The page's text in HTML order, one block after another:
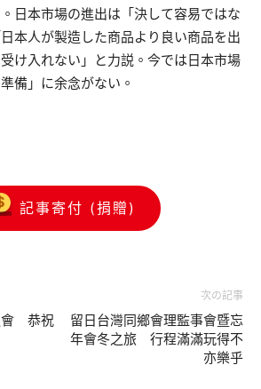
日本市場の進出は「決して容易ではな
本人が製造した商品より良い商品を出
け入れない」と力説。今では日本市場
備」に余念がない。
記事寄付 (捐贈)
會 恭祝
次の記事
留日台灣同鄉會理監事會暨忘
年會冬之旅 行程滿滿玩得不
亦樂乎